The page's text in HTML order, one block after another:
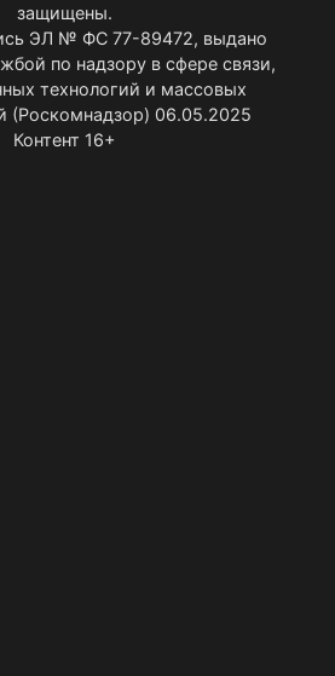
защищены.
ЭЛ № ФС 77-89472, выдано
по надзору в сфере связи,
технологий и массовых
(Роскомнадзор) 06.05.2025
Контент 16+